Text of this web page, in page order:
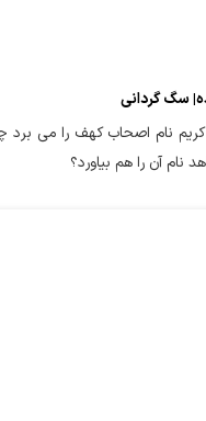
سگ گردانی
نام اصحاب کهف را می برد
آن را هم بیاورد؟